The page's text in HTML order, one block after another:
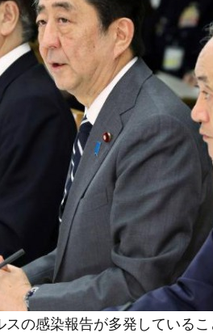
の感染報告が多発している